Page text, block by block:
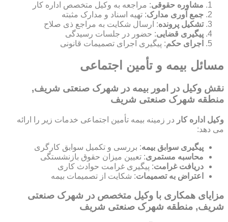
مشاوره حقوقی: مراجعه به وکیل متخصص اداره کار
جمع آوری مدارک: تهیه اسناد و مدارک مثبته
تشکیل پرونده: ارسال شکایت به مراجع ذی صلاح
پیگیری قضایی: حضور در جلسات رسیدگی
اجرای حکم: پیگیری اجرای تصمیمات قانونی
مسائل بیمه و تأمین اجتماعی
نقش وکیل در امور بیمه در شهرک صنعتی شریف,
منطقه شهرک صنعتی شریف
وکیل اداره کار در زمینه بیمه تأمین اجتماعی خدمات زیر را ارائه
می دهد:
پیگیری سوابق بیمه: بررسی و تکمیل سوابق کارگری
محاسبه مستمری: تعیین میزان حقوق بازنشستگی
دریافت غرامت: پیگیری غرامت حوادث کاری
اعتراض به تصمیمات: شکایت از تصمیمات بیمه
مزایای همکاری با وکیل متخصص در شهرک صنعتی
شریف, منطقه شهرک صنعتی شریف